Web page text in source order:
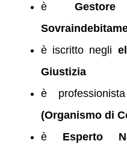
è
è iscritto negli
Giustizia
è
(Organismo di
è Esperto